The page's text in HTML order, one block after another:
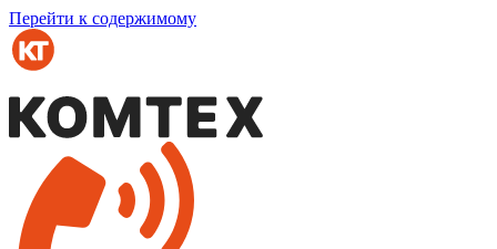
Перейти к содержимому